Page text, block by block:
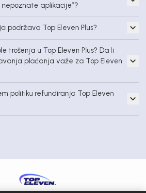
aplikacije”?
podržava Top Eleven Plus?
trošenja u Top Eleven Plus? Da li
plaćanja važe za Top Eleven
politiku refundiranja Top Eleven